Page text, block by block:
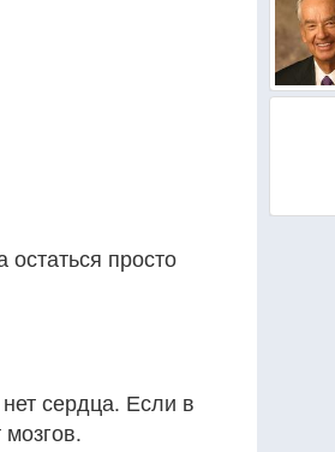
просто
сердца. Если в